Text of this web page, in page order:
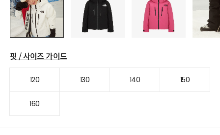
핏 / 사이즈 가이드
120 130 140 150
160